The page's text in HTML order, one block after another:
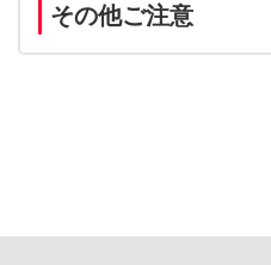
その他ご注意